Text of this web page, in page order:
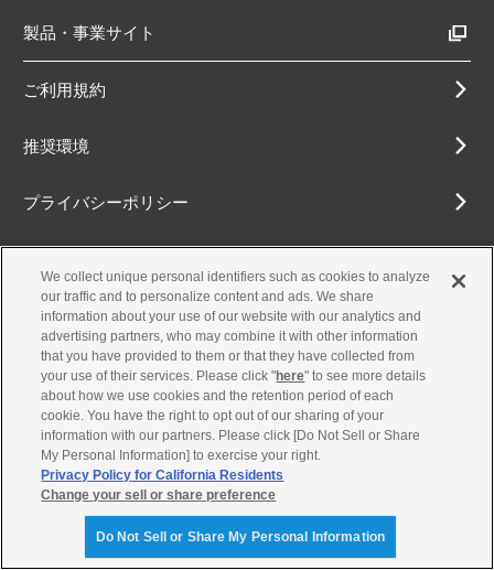
製品・事業サイト
ご利用規約
推奨環境
プライバシーポリシー
アクセシビリティ方針
古物営業法に基づく表示
お問合せ
We collect unique personal identifiers such as cookies to analyze
our traffic and to personalize content and ads. We share
information about your use of our website with our analytics and
advertising partners, who may combine it with other information
that you have provided to them or that they have collected from
your use of their services. Please click "here" to see more details
about how we use cookies and the retention period of each
cookie. You have the right to opt out of our sharing of your
information with our partners. Please click [Do Not Sell or Share
My Personal Information] to exercise your right.
Privacy Policy for California Residents
Change your sell or share preference
Do Not Sell or Share My Personal Information